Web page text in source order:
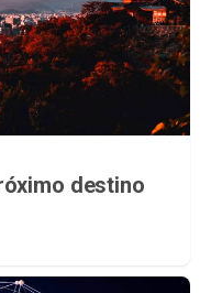
destino